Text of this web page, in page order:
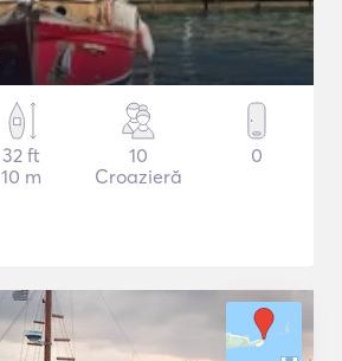
32 ft
10 m
10
Croazieră
0